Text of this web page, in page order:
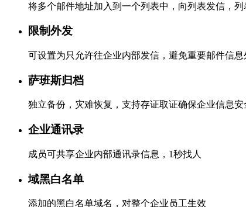
将多个邮件地址加入到一个列表中，向列表发信，列
限制外发
可设置为只允许往企业内部发信，避免重要邮件信息
萨班斯归档
独立备份，灾难恢复，支持存证取证确保企业信息安
企业通讯录
成员可共享企业内部通讯录信息，1秒找人
域黑白名单
添加的黑白名单域名，对整个企业员工生效